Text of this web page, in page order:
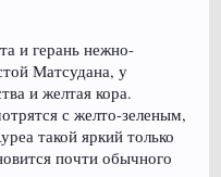
и герань нежно-
Матсудана, у
и желтая кора.
с желто-зеленым,
такой яркий только
почти обычного